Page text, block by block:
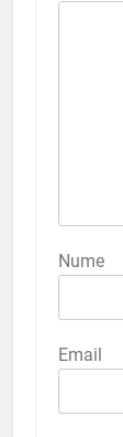
Nume
Email